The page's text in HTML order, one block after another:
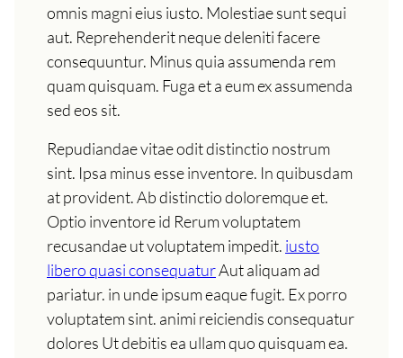
omnis magni eius iusto. Molestiae sunt sequi
aut. Reprehenderit neque deleniti facere
consequuntur. Minus quia assumenda rem
quam quisquam. Fuga et a eum ex assumenda
sed eos sit.
Repudiandae vitae odit distinctio nostrum
sint. Ipsa minus esse inventore. In quibusdam
at provident. Ab distinctio doloremque et.
Optio inventore id Rerum voluptatem
recusandae ut voluptatem impedit. iusto
libero quasi consequaturAut aliquam ad
pariatur. in unde ipsum eaque fugit. Ex porro
voluptatem sint. animi reiciendis consequatur
dolores Ut debitis ea ullam quo quisquam ea.